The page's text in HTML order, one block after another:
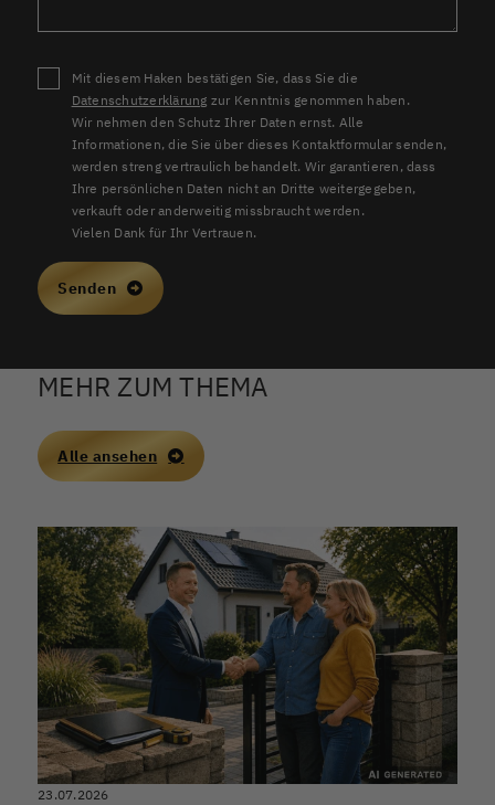
Mit diesem Haken bestätigen Sie, dass Sie die
Datenschutzerklärung zur Kenntnis genommen haben.
Wir nehmen den Schutz Ihrer Daten ernst. Alle
Informationen, die Sie über dieses Kontaktformular senden,
werden streng vertraulich behandelt. Wir garantieren, dass
Ihre persönlichen Daten nicht an Dritte weitergegeben,
verkauft oder anderweitig missbraucht werden.
Vielen Dank für Ihr Vertrauen.
Senden
MEHR ZUM THEMA
Alle ansehen
23.07.2026